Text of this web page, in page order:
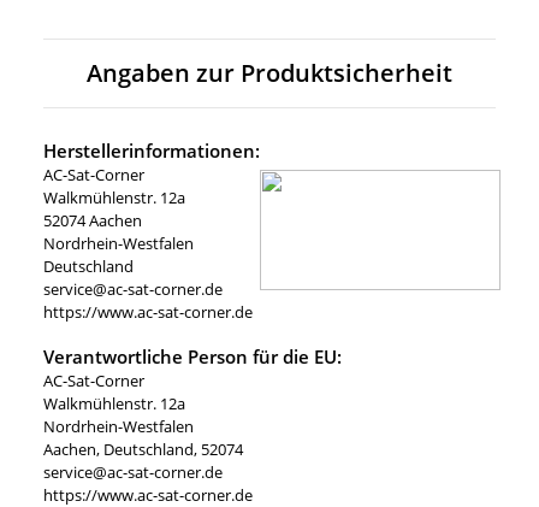
Angaben zur Produktsicherheit
Herstellerinformationen:
AC-Sat-Corner
Walkmühlenstr. 12a
52074 Aachen
Nordrhein-Westfalen
Deutschland
service@ac-sat-corner.de
https://www.ac-sat-corner.de
Verantwortliche Person für die EU:
AC-Sat-Corner
Walkmühlenstr. 12a
Nordrhein-Westfalen
Aachen, Deutschland, 52074
service@ac-sat-corner.de
https://www.ac-sat-corner.de